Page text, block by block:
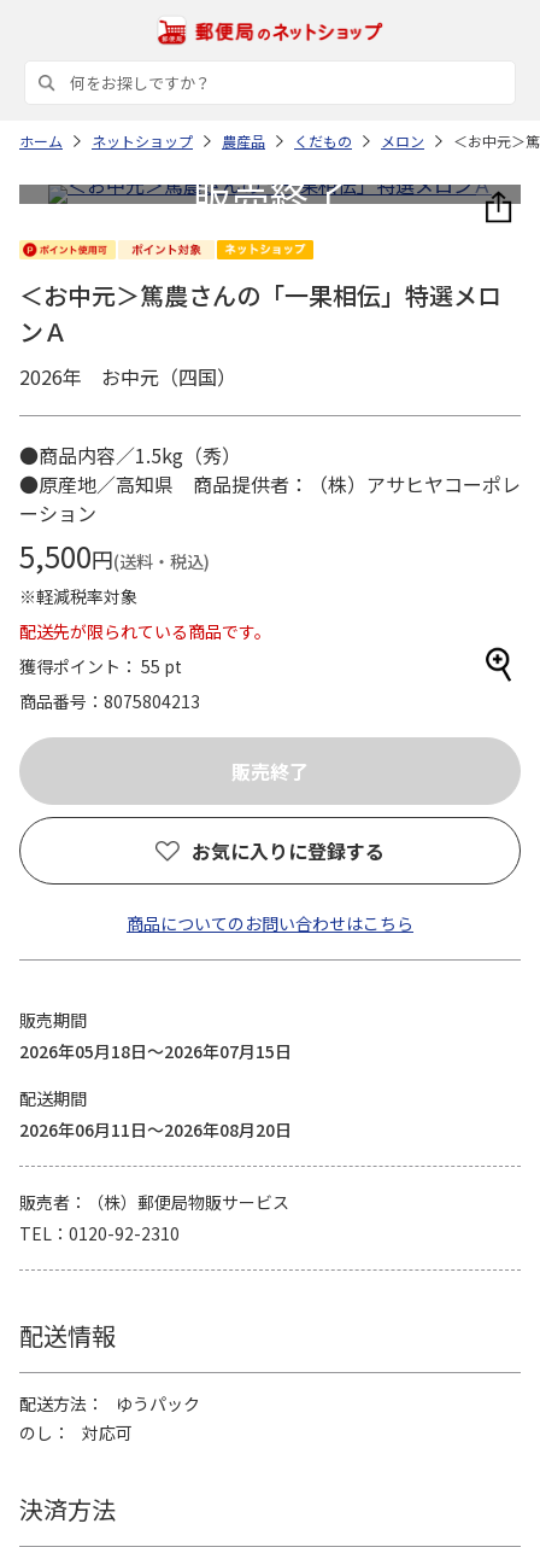
ホーム ネットショップ 農産品 くだもの メロン ＜お中元＞
＜お中元＞篤農さんの「一果相伝」特選メロ
ンＡ
2026年 お中元（四国）
●商品内容／1.5kg（秀）
●原産地／高知県 商品提供者：（株）アサヒヤコーポレ
ーション
5,500円(送料・税込)
※軽減税率対象
配送先が限られている商品です。
獲得ポイント： 55 pt
商品番号
8075804213
お気に入りに登録する
商品についてのお問い合わせはこちら
販売期間
2026年05月18日～2026年07月15日
配送期間
2026年06月11日～2026年08月20日
販売者
（株）郵便局物販サービス
TEL
0120-92-2310
配送情報
配送方法
ゆうパック
のし
対応可
決済方法